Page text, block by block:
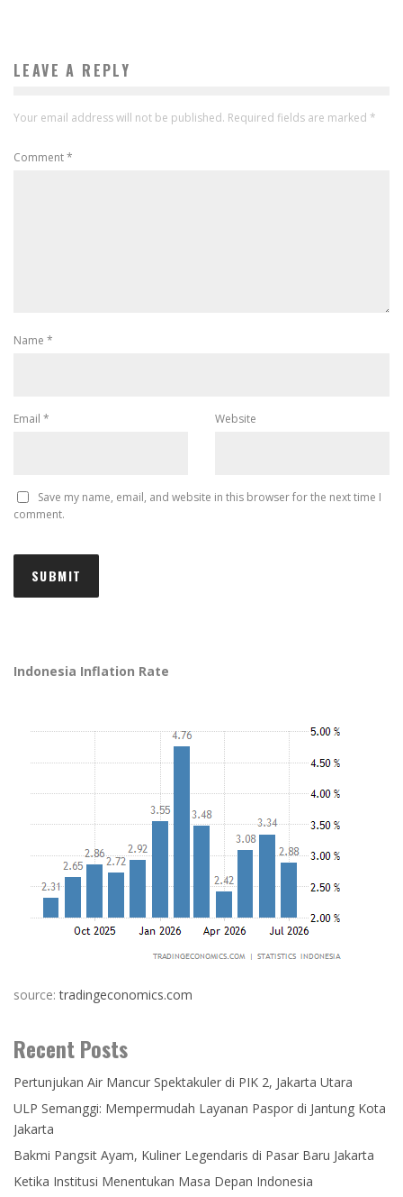
LEAVE A REPLY
Your email address will not be published. Required fields are marked *
Comment*
Name *
Email * Website
Save my name, email, and website in this browser for the next time I
comment.
Indonesia Inflation Rate
source:tradingeconomics.com
Recent Posts
Pertunjukan Air Mancur Spektakuler di PIK 2, Jakarta Utara
ULP Semanggi: Mempermudah Layanan Paspor di Jantung Kota
Jakarta
Bakmi Pangsit Ayam, Kuliner Legendaris di Pasar Baru Jakarta
Ketika Institusi Menentukan Masa Depan Indonesia